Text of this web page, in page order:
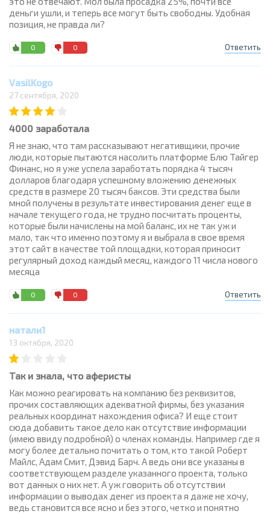
деньги ушли, и теперь все могут быть свободны. Удобная
позиция, не правда ли?
0 0 Ответить
VasilKogo
27 сентября, 2020
4000 заработала
Я не знаю, что там рассказывают негативщики, прочие
люди, которые пытаются насолить платформе Блю Тайгер
Финанс, но я уже успела заработать порядка 4 тысяч
долларов благодаря успешному вложению денежных
средств в размере 20 тысяч баксов. Эти средства были
мной получены в результате инвестирования денег еще в
начале текущего года, не трудно посчитать проценты,
которые были начислены на мой баланс, их не так уж и
мало, так что именно поэтому я и выбрала в свое время
этот сайт в качестве той площадки, которая приносит
регулярный доход каждый месяц, каждого 11 числа нового
месяца
0 0 Ответить
натали1
13 октября, 2020
Так и знала, что аферисты
Как можно реагировать на компанию без реквизитов,
прочих составляющих адекватной фирмы, без указания
реальных координат нахождения офиса? И еще стоит
сюда добавить такое дело как отсутствие информации
(имею ввиду подробной) о членах команды. Например где я
могу более детально почитать о том, кто такой Роберт
Майлс, Адам Смит, Дэвид Барч. А ведь они все указаны в
соответствующем разделе указанного проекта, только
вот данных о них нет. А уж говорить об отсутствии
информации о выводах денег из проекта я даже не хочу,
ведь становится все ясно и без этого, четко и понятно